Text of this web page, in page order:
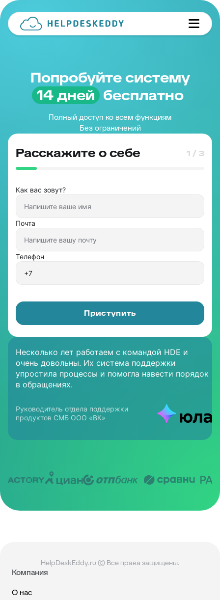
Попробуйте систему
14 дней бесплатно
Полный доступ ко всем функциям
Без ограничений
Директор по онлайн бизнесу
по работе с клиентами
Директор по клиентскому опыту
Директор Департамента продаж
и послепродажного обслуживания
Несколько лет работаем с командой HDE и
очень довольны. Их система поддержки
упростила процессы и помогла навести порядок
в обращениях.
Руководитель отдела поддержки
продуктов СМБ ООО «ВК»
«Циан»
по работе с клиентами
Расскажите о себе 1 / 3
Как вас зовут?
Почта
Телефон
Приступить
HelpDeskEddy.ru © Все права защищены.
Компания
О нас